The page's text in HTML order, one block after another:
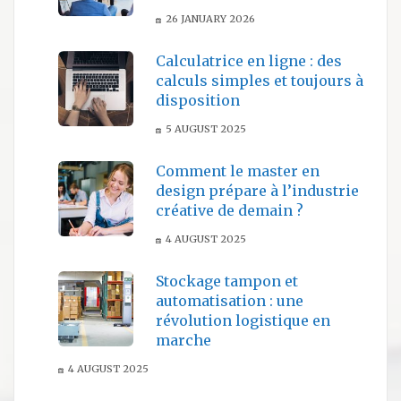
26 JANUARY 2026
Calculatrice en ligne : des
calculs simples et toujours à
disposition
5 AUGUST 2025
Comment le master en
design prépare à l’industrie
créative de demain ?
4 AUGUST 2025
Stockage tampon et
automatisation : une
révolution logistique en
marche
4 AUGUST 2025